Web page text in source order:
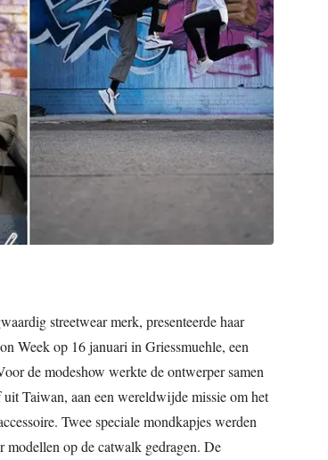
streetwear merk, presenteerde haar
Week op 16 januari in Griessmuehle, een
de modeshow werkte de ontwerper samen
Taiwan, aan een wereldwijde missie om het
Twee speciale mondkapjes werden
op de catwalk gedragen. De